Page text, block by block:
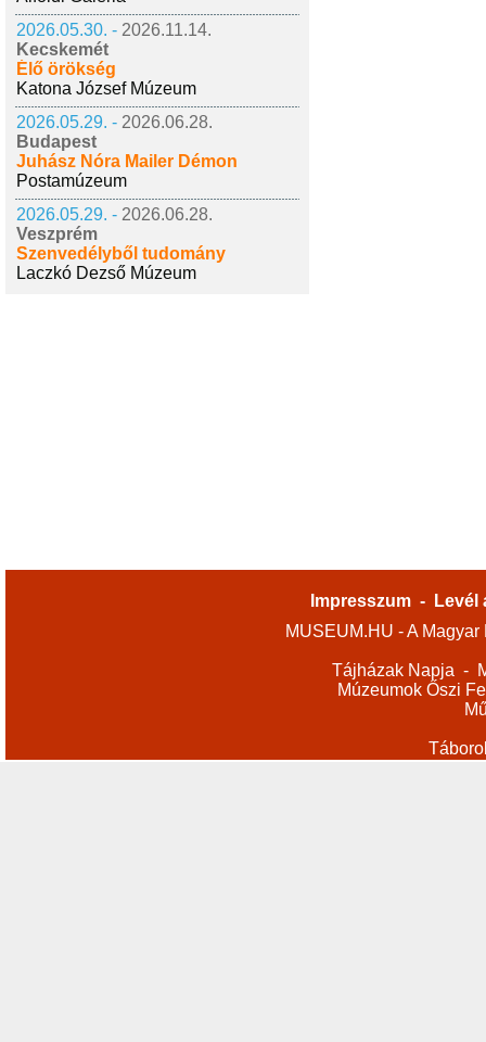
2026.05.30. - 2026.11.14.
Kecskemét
Élő örökség
Katona József Múzeum
2026.05.29. - 2026.06.28.
Budapest
Juhász Nóra Mailer Démon
Postamúzeum
2026.05.29. - 2026.06.28.
Veszprém
Szenvedélyből tudomány
Laczkó Dezső Múzeum
Impresszum -
Levél
MUSEUM.HU - A
Tájházak Napja -
Múzeumok Őszi